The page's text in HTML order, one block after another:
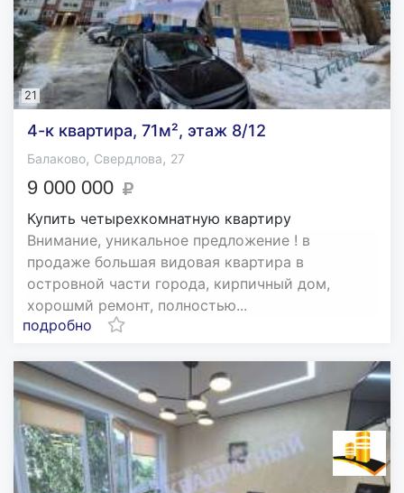
21
4-к квартира, 71м², этаж 8/12
Балаково, Свердлова, 27
9 000 000
Купить четырехкомнатную квартиру
Внимание, уникальное предложение ! в
продаже большая видовая квартира в
островной части города, кирпичный дом,
хорошмй ремонт, полностью...
подробно